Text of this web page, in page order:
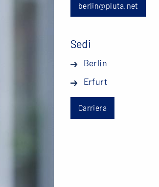
berlin@pluta.net
Sedi
Berlin
Erfurt
Carriera